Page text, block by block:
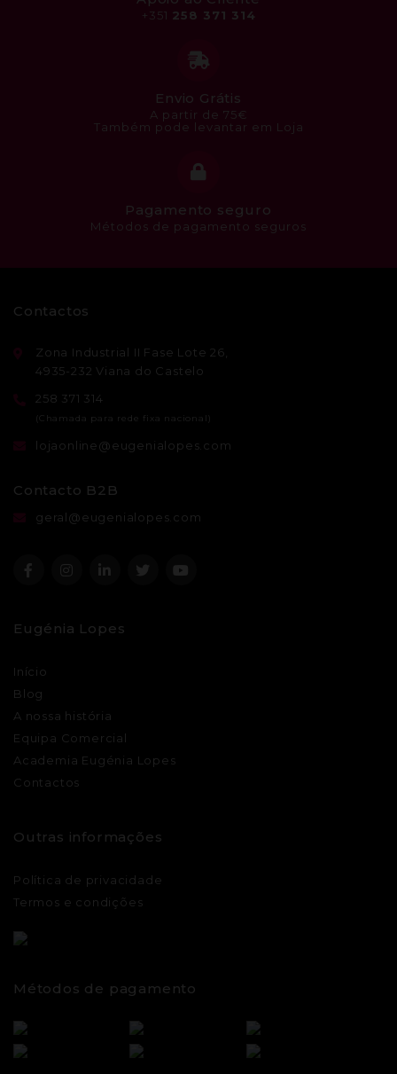
+351 258 371 314
Envio Grátis
A partir de 75€
Também pode levantar em Loja
Pagamento seguro
Métodos de pagamento seguros
Contactos
Zona Industrial II Fase Lote 26,
4935-232 Viana do Castelo
258 371 314
lojaonline@eugenialopes.com
Contacto B2B
geral@eugenialopes.com
Eugénia Lopes
Início
Blog
A nossa história
Equipa Comercial
Academia Eugénia Lopes
Contactos
Outras informações
Política de privacidade
Termos e condições
Métodos de pagamento